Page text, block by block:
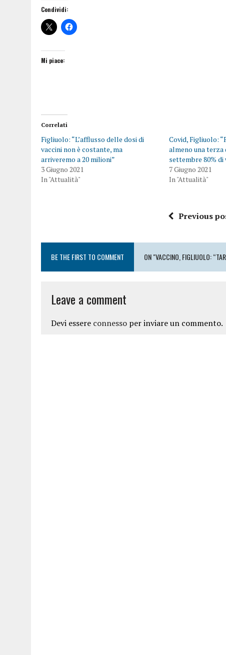
Condividi:
Mi piace:
Correlati
Figliuolo: “L’afflusso delle dosi di
vaccini non è costante, ma
arriveremo a 20 milioni”
3 Giugno 2021
In "Attualità"
Covid, Figliuolo:
almeno una terza
settembre 80% di
7 Giugno 2021
In "Attualità"
Previous
BE THE FIRST TO COMMENT ON "VACCINO, FIGLIUOLO:
Leave a comment
Devi essere connesso per inviare un commento.